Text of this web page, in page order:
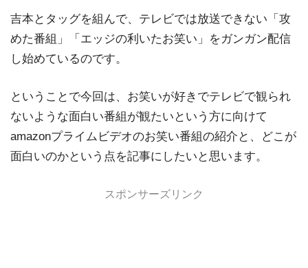
吉本とタッグを組んで、テレビでは放送できない「攻
めた番組」「エッジの利いたお笑い」をガンガン配信
し始めているのです。
ということで今回は、お笑いが好きでテレビで観られ
ないような面白い番組が観たいという方に向けて
amazonプライムビデオのお笑い番組の紹介と、どこが
面白いのかという点を記事にしたいと思います。
スポンサーズリンク